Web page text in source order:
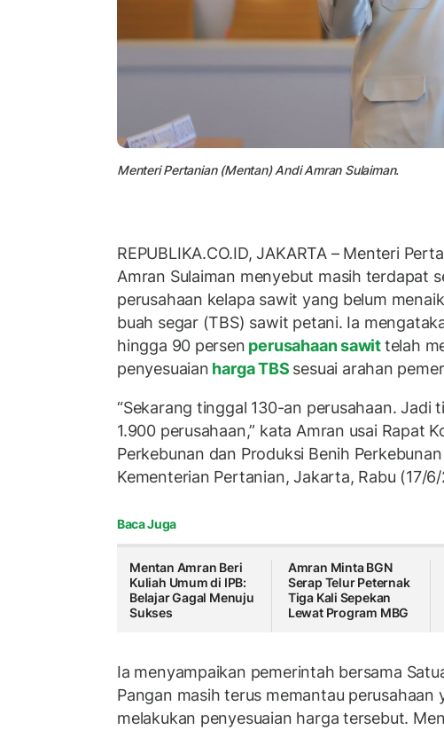
Menteri Pertanian (Mentan) Andi Amran Sulaiman.
REPUBLIKA.CO.ID, JAKARTA – Menteri
Amran Sulaiman menyebut masih terdapat
perusahaan kelapa sawit yang belum
buah segar (TBS) sawit petani. Ia
hingga 90 persen perusahaan sawittelah
penyesuaian harga TBS sesuai arahan
“Sekarang tinggal 130-an perusahaan. Jadi
1.900 perusahaan,” kata Amran usai Rapat
Perkebunan dan Produksi Benih
Kementerian Pertanian, Jakarta, Rabu (17/
Baca Juga
Mentan Amran Beri
Kuliah Umum di IPB:
Belajar Gagal Menuju
Sukses
Amran Minta BGN
Serap Telur Peternak
Tiga Kali Sepekan
Lewat Program MBG
Ia menyampaikan pemerintah bersama
Pangan masih terus memantau perusahaan
melakukan penyesuaian harga tersebut.